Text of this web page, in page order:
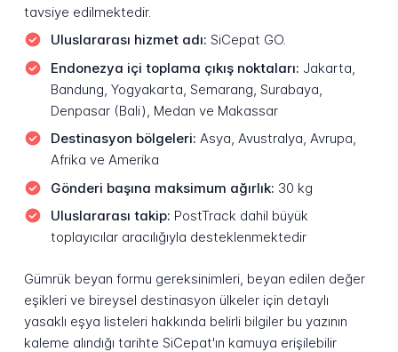
tavsiye edilmektedir.
Uluslararası hizmet adı: SiCepat GO.
Endonezya içi toplama çıkış noktaları: Jakarta,
Bandung, Yogyakarta, Semarang, Surabaya,
Denpasar (Bali), Medan ve Makassar
Destinasyon bölgeleri: Asya, Avustralya, Avrupa,
Afrika ve Amerika
Gönderi başına maksimum ağırlık: 30 kg
Uluslararası takip: PostTrack dahil büyük
toplayıcılar aracılığıyla desteklenmektedir
Gümrük beyan formu gereksinimleri, beyan edilen değer
eşikleri ve bireysel destinasyon ülkeler için detaylı
yasaklı eşya listeleri hakkında belirli bilgiler bu yazının
kaleme alındığı tarihte SiCepat'ın kamuya erişilebilir